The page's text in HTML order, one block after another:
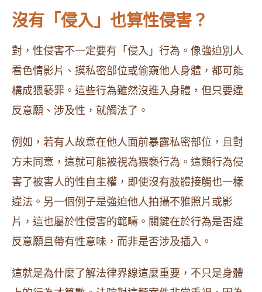
沒有「侵入」也算性侵害？
對，性侵害不一定要有「侵入」行為。像強迫別人
看色情影片、摸私密部位或偷窺他人身體，都可能
構成猥褻罪。這些行為雖然沒進入身體，但只要違
反意願、涉及性，就觸法了。
例如，若有人故意在他人面前暴露私密部位，且對
方未同意，這就可能被視為猥褻行為。這類行為侵
害了被害人的性自主權，即使沒有肢體接觸也一樣
違法。另一個例子是強迫他人拍攝不雅照片或影
片，這也屬於性侵害的範疇。關鍵在於行為是否違
反意願且帶有性意味，而非是否涉及插入。
這就是為什麼了解法律界線這麼重要，不只是身體